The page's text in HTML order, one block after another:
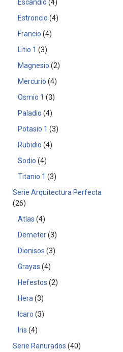
Escandio 4
Estroncio 4
Francio 4
Litio 1
3
Magnesio 2
Mercurio 4
Osmio 1
3
Paladio 4
Potasio 1
3
Rubidio 4
Sodio 4
Titanio 1
3
Serie Arquitectura Perfecta
26
Atlas 4
Demeter 3
Dionisos 3
Grayas 4
Hefestos 2
Hera 3
Icaro 3
Iris 4
Serie Ranurados 40